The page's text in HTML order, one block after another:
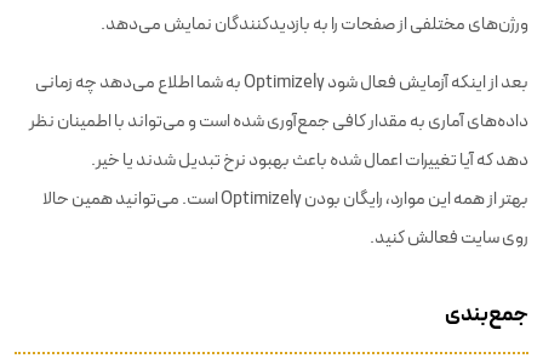
ورژن‌های مختلفی از صفحات را به بازدیدکنندگان نمایش می‌دهد.
بعد از اینکه آزمایش فعال شود‌ Optimizely به شما اطلاع می‌دهد چه زمانی
داده‌های آماری به مقدار کافی جمع‌آوری شده است و می‌تواند با اطمینان نظر
دهد که آیا تغییرات اعمال شده باعث بهبود نرخ تبدیل شدند یا خیر.
بهتر از همه این موارد‌، رایگان بودن Optimizely است. می‌توانید همین حالا
روی سایت فعالش کنید.
جمع‌بندی